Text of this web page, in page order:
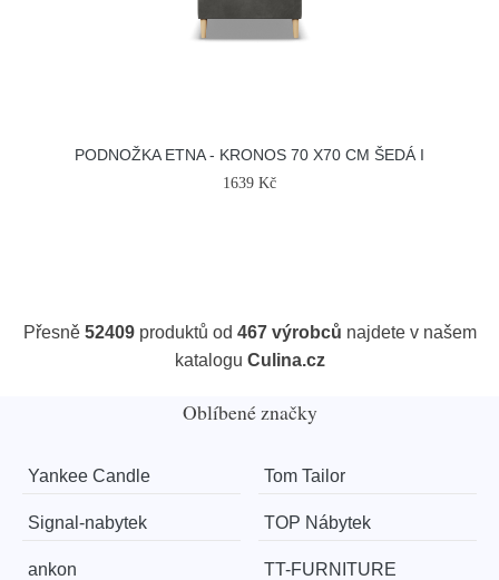
PODNOŽKA ETNA - KRONOS 70 X70 CM ŠEDÁ I
1639 Kč
Přesně 52409produktů od 467 výrobců najdete v našem
katalogu Culina.cz
Oblíbené značky
Yankee Candle Tom Tailor
Signal-nabytek TOP Nábytek
ankon TT-FURNITURE